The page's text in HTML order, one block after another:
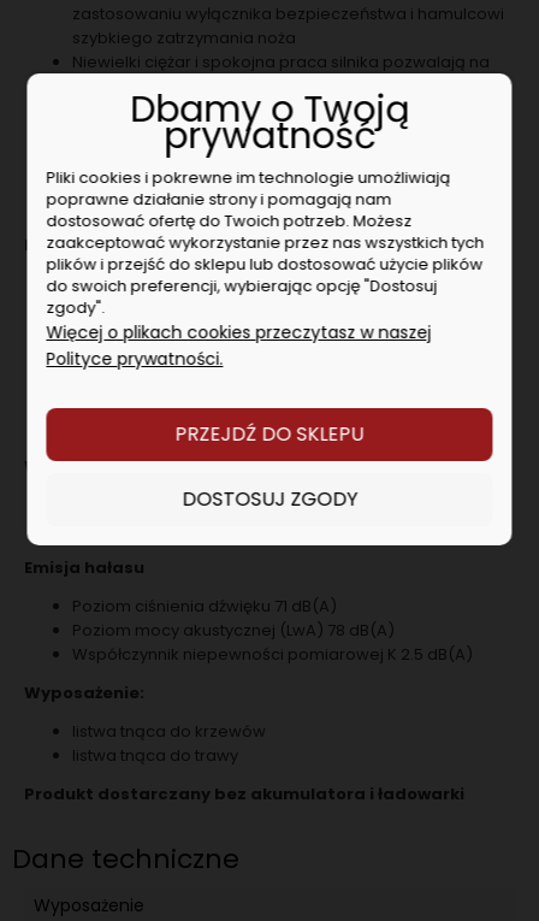
zastosowaniu wyłącznika bezpieczeństwa i hamulcowi
szybkiego zatrzymania noża
Niewielki ciężar i spokojna praca silnika pozwalają na
Wąski, gumowany uchwyt zwiększa komfort i precyzję
pracy nożycami do krzewów i trawy
Stabilny wysięgnik teleskopowy, który zapobiega
zmęczeniu kręgosłupa i zwiększa precyzję przycinania
krawędzi trawnika, jest dostępny jako osprzęt
Parametry
Napięcie akumulatora 18 V
Długość cięcia listwy tnącej do krzewów 20 cm
Grubość cięcia listwy tnącej do krzewów 8 mm
Szerokość cięcia listwy tnącej do trawy 11.5 cm
Ciężar bez akumulatora 0.8 kg
Ciężar z akumulatorem 1.2 kg
Wibracje
Bieg jałowy 1.2 m/s²
Emisja hałasu
Poziom ciśnienia dźwięku 71 dB(A)
Poziom mocy akustycznej (LwA) 78 dB(A)
Współczynnik niepewności pomiarowej K 2.5 dB(A)
Wyposażenie:
listwa tnąca do krzewów
listwa tnąca do trawy
Produkt dostarczany bez akumulatora i ładowarki
Dane techniczne
Wyposażenie
Dbamy o Twoją
prywatność
Pliki cookies i pokrewne im technologie umożliwiają
poprawne działanie strony i pomagają nam
dostosować ofertę do Twoich potrzeb. Możesz
zaakceptować wykorzystanie przez nas wszystkich tych
plików i przejść do sklepu lub dostosować użycie plików
do swoich preferencji, wybierając opcję "Dostosuj
zgody".
Więcej o plikach cookies przeczytasz w naszej
Polityce prywatności.
PRZEJDŹ DO SKLEPU
DOSTOSUJ ZGODY